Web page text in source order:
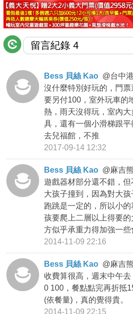
討論區
聯絡我們
APP下載
Bess 貝絲 Kao @台中
沒什麼特別好玩的，門
要另付100，室外玩車的
熱，雨天沒得玩，室內
具，還有一個小滑梯跟
去兒福館，不推
2017-09-14 12:32
Bess 貝絲 Kao @麻吉
遊戲器材部分還不錯，
大孩子撞到，因為對大孩
跑跳是一定的，所以小
孩要爬上二層以上得要
方似乎承重力得加強一些
2014-11-09 22:16
Bess 貝絲 Kao @麻吉
收費算很高，週末中午
0 100，餐點點完再折抵
(依餐量)，真的覺得貴。
2014-11-09 22:15